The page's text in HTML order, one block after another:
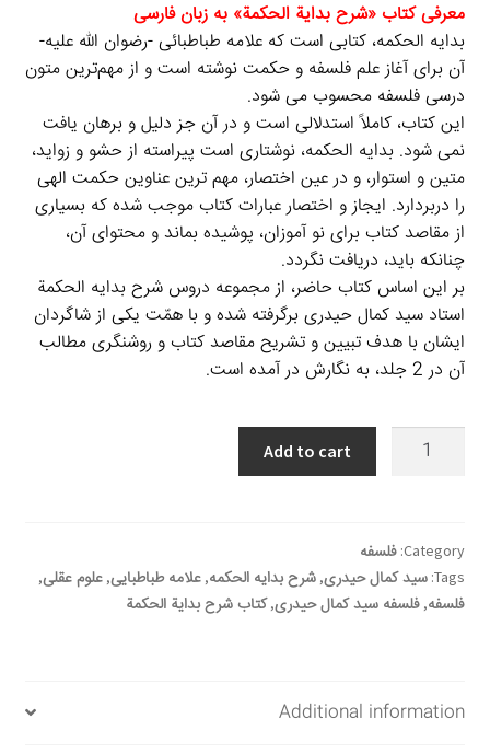
معرفی کتاب «شرح بداية الحكمة» به زبان فارسی
بدایه ‏الحکمه، کتابی است که علامه طباطبائی -رضوان اللّه علیه-
آن برای آغاز علم فلسفه و حکمت نوشته است و از مهم‌ترین متون
درسی فلسفه محسوب می شود.
این کتاب، کاملاً استدلالی است و در آن جز دلیل و برهان یافت
نمی‏ شود. بدایه الحکمه، نوشتاری است پیراسته از حشو و زواید،
متین و استوار، و در عین اختصار، مهم ‏ترین عناوین حکمت الهی
را دربردارد. ایجاز و اختصار عبارات کتاب موجب شده که بسیاری
از مقاصد کتاب برای نو آموزان، پوشیده بماند و محتوای آن،
چنان‏که باید، دریافت نگردد.
بر این اساس کتاب حاضر، از مجموعه دروس شرح بدایه الحکمة
استاد سید کمال حیدری برگرفته شده و با همّت یکی از شاگردان
ایشان با هدف تبیین و تشریح مقاصد کتاب و روشنگری مطالب
آن در 2 جلد، به ‏نگارش در آمده است.
Add to cart
Category: فلسفه
Tags: سید کمال حیدری, شرح بدایه الحکمه, علامه طباطبایی, علوم عقلی,
فلسفه, فلسفه سید کمال حیدری,کتاب شرح بدایة الحکمة
Additional information